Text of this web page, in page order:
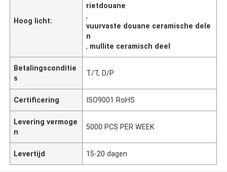
Hoog licht:
rietdouane
,
vuurvaste douane ceramische dele
n
, mullite ceramisch deel
Betalingsconditie
s
T/T, D/P
Certificering ISO9001 RoHS
Levering vermoge
n
5000 PCS PER WEEK
Levertijd 15-20 dagen